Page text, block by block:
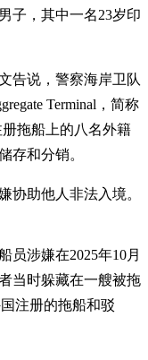
子，其中一名23岁印
告说，警察海岸卫队
Terminal，简称
拖船上的八名外籍
存和分销。
协助他人非法入境。
员涉嫌在2025年10月
当时躲藏在一艘被拖
注册的拖船和驳